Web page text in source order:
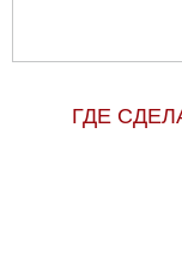
ГДЕ